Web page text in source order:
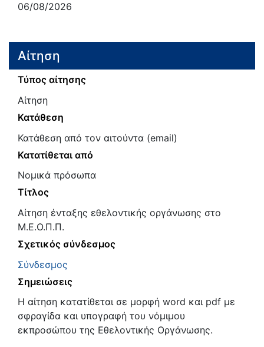
06/08/2026
Αίτηση
Τύπος αίτησης
Αίτηση
Κατάθεση
Κατάθεση από τον αιτούντα (email)
Κατατίθεται από
Νομικά πρόσωπα
Τίτλος
Αίτηση ένταξης εθελοντικής οργάνωσης στο
Μ.Ε.Ο.Π.Π.
Σχετικός σύνδεσμος
Σύνδεσμος
Σημειώσεις
Η αίτηση κατατίθεται σε μορφή word και pdf με
σφραγίδα και υπογραφή του νόμιμου
εκπροσώπου της Εθελοντικής Οργάνωσης.